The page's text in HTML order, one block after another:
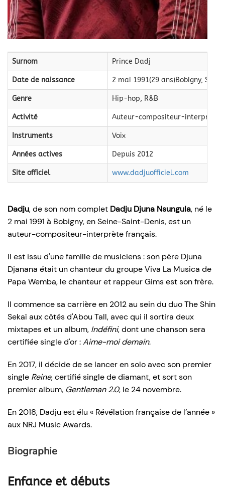
Surnom Prince Dadj
Date de naissance 2 mai 1991(29 ans)Bobigny,
Genre Hip-hop, R&B
Activité Auteur-compositeur-interprète
Instruments Voix
Années actives Depuis 2012
Site officiel www.dadjuofficiel.com
Dadju, de son nom complet Dadju Djuna Nsungula, né le
2 mai 1991 à Bobigny, en Seine-Saint-Denis, est un
auteur-compositeur-interprète français.
Il est issu d'une famille de musiciens : son père Djuna
Djanana était un chanteur du groupe Viva La Musica de
Papa Wemba, le chanteur et rappeur Gims est son frère.
Il commence sa carrière en 2012 au sein du duo The Shin
Sekaï aux côtés d'Abou Tall, avec qui il sortira deux
mixtapes et un album, Indéfini, dont une chanson sera
certifiée single d'or :Aime-moi demain.
En 2017, il décide de se lancer en solo avec son premier
single Reine, certifié single de diamant, et sort son
premier album, Gentleman 2.0, le 24 novembre.
En 2018, Dadju est élu « Révélation française de l’année »
aux NRJ Music Awards.
Biographie
Enfance et débuts